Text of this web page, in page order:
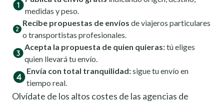
medidas y peso.
Recibe propuestas de envíos de viajeros particulares
o transportistas profesionales.
Acepta la propuesta de quien quieras:tú eliges
quien llevará tu envío.
Envía con total tranquilidad:sigue tu envío en
tiempo real.
Olvídate de los altos costes de las agencias de